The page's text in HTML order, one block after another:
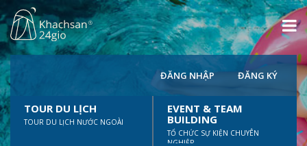
ĐĂNG NHẬP ĐĂNG KÝ
TOUR DU LỊCH
TOUR DU LỊCH NƯỚC NGOÀI
EVENT & TEAM
BUILDING
TỔ CHỨC SỰ KIỆN CHUYÊN
NGHIỆP